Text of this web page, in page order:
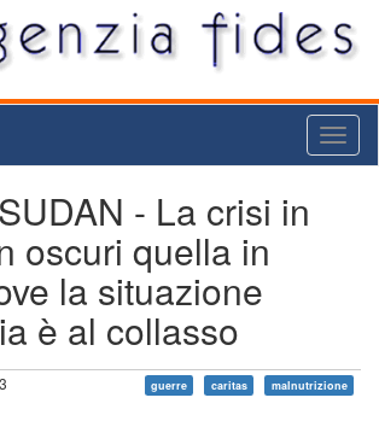
- La crisi in
oscuri quella in
la situazione
è al collasso
guerre caritas malnutrizione